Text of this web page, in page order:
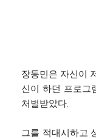
장동민은 자신이
신이 하던 프로그
처벌받았다.
그를 적대시하고